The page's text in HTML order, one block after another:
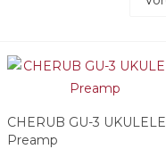
CHERUB GU-3 UKULELE
Preamp